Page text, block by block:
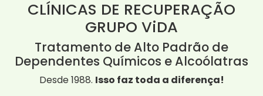
CLÍNICAS DE RECUPERAÇÃO
GRUPO ViDA
Tratamento de Alto Padrão de
Dependentes Químicos e Alcoólatras
Desde 1988. Isso faz toda a diferença!